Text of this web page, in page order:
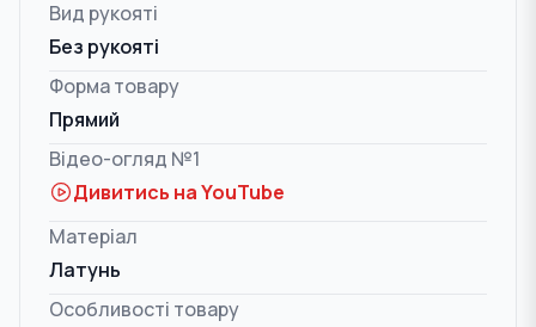
Вид рукояті
Без рукояті
Форма товару
Прямий
Відео-огляд №1
Дивитись на YouTube
Матеріал
Латунь
Особливості товару